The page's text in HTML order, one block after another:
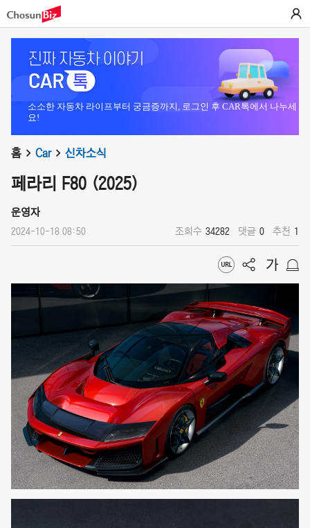
소소한 자동차 라이프부터 궁금증까지, 로그인 후 CAR톡에서 나누세
요!
홈 Car 신차소식
페라리 F80 (2025)
운영자
2024-10-18 08:50 조회수 34282 댓글 0 추천 1